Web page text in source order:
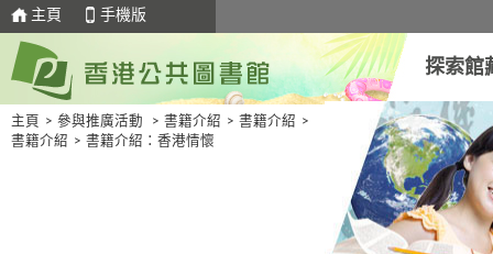
主頁 手機版
探索館
主頁 > 參與推廣活動 > 書籍介紹 > 書籍介紹 >
書籍介紹 > 書籍介紹：香港情懷